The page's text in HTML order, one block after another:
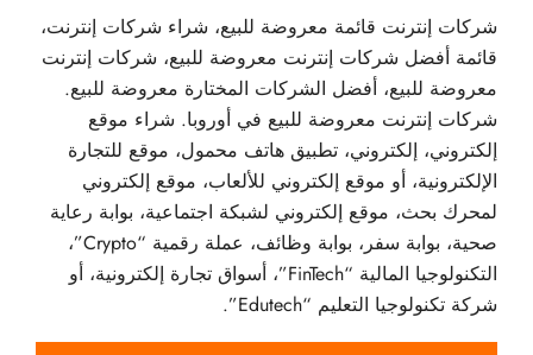
شركات إنترنت قائمة معروضة للبيع، شراء شركات إنترنت،
قائمة أفضل شركات إنترنت معروضة للبيع، شركات إنترنت
معروضة للبيع، أفضل الشركات المختارة معروضة للبيع.
شركات إنترنت معروضة للبيع في أوروبا. شراء موقع
إلكتروني، إلكتروني، تطبيق هاتف محمول، موقع للتجارة
الإلكترونية، أو موقع إلكتروني للألعاب، موقع إلكتروني
لمحرك بحث، موقع إلكتروني لشبكة اجتماعية، بوابة رعاية
صحية، بوابة سفر، بوابة وظائف، عملة رقمية “Crypto”،
التكنولوجيا المالية “FinTech”، أسواق تجارة إلكترونية، أو
شركة تكنولوجيا التعليم “Edutech”.